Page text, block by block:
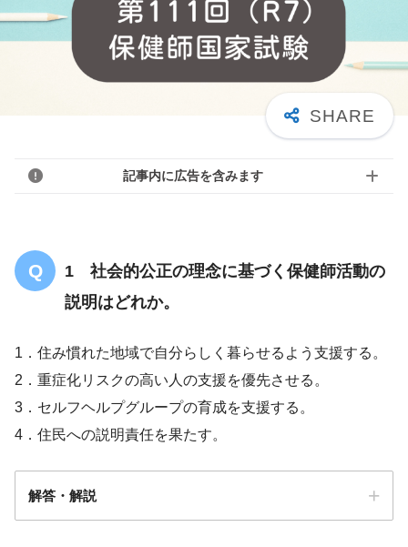
記事内に広告を含みます
1 社会的公正の理念に基づく保健師活動の
説明はどれか。
1．住み慣れた地域で自分らしく暮らせるよう支援する。
2．重症化リスクの高い人の支援を優先させる。
3．セルフヘルプグループの育成を支援する。
4．住民への説明責任を果たす。
解答・解説